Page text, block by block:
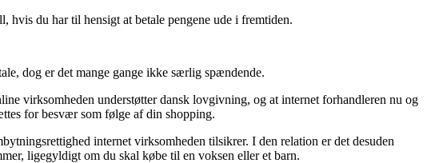
du har til hensigt at betale pengene ude i fremtiden.
dog er det mange gange ikke særlig spændende.
virksomheden understøtter dansk lovgivning, og at internet forhandleren nu og
for besvær som følge af din shopping.
internet virksomheden tilsikrer. I den relation er det desuden
ligegyldigt om du skal købe til en voksen eller et barn.